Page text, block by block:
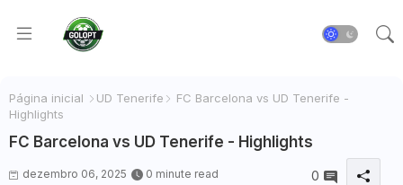
Página inicial UD Tenerife
FC Barcelona vs UD Tenerife -
Highlights
FC Barcelona vs UD Tenerife - Highlights
dezembro 06, 2025 0 minute read 0